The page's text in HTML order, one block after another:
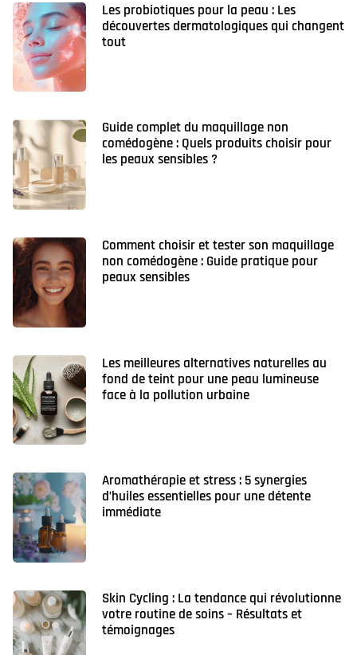
Les probiotiques pour la peau : Les
découvertes dermatologiques qui changent
tout
Guide complet du maquillage non
comédogène : Quels produits choisir pour
les peaux sensibles ?
Comment choisir et tester son maquillage
non comédogène : Guide pratique pour
peaux sensibles
Les meilleures alternatives naturelles au
fond de teint pour une peau lumineuse
face à la pollution urbaine
Aromathérapie et stress : 5 synergies
d’huiles essentielles pour une détente
immédiate
Skin Cycling : La tendance qui révolutionne
votre routine de soins – Résultats et
témoignages